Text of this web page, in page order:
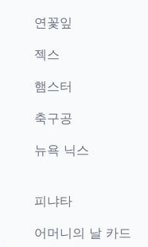
연꽃잎
젝스
햄스터
축구공
뉴욕 닉스
피냐타
어머니의 날 카드